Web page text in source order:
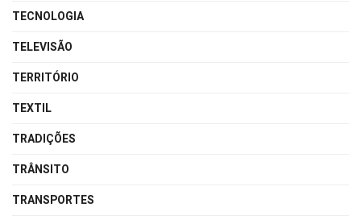
TECNOLOGIA
TELEVISÃO
TERRITÓRIO
TEXTIL
TRADIÇÕES
TRÂNSITO
TRANSPORTES